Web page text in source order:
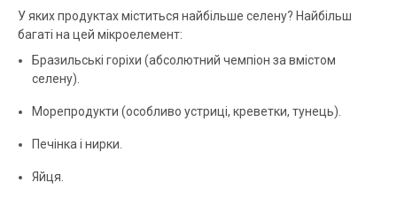
У яких продуктах міститься найбільше селену? Найбільш
багаті на цей мікроелемент:
Бразильські горіхи (абсолютний чемпіон за вмістом
селену).
Морепродукти (особливо устриці, креветки, тунець).
Печінка і нирки.
Яйця.